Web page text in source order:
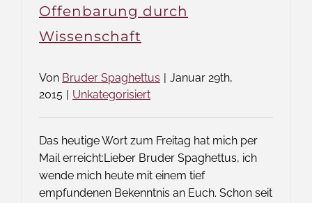
Offenbarung durch
Wissenschaft
Von Bruder Spaghettus | Januar 29th,
2015 | Unkategorisiert
Das heutige Wort zum Freitag hat mich per
Mail erreicht:Lieber Bruder Spaghettus, ich
wende mich heute mit einem tief
empfundenen Bekenntnis an Euch. Schon seit